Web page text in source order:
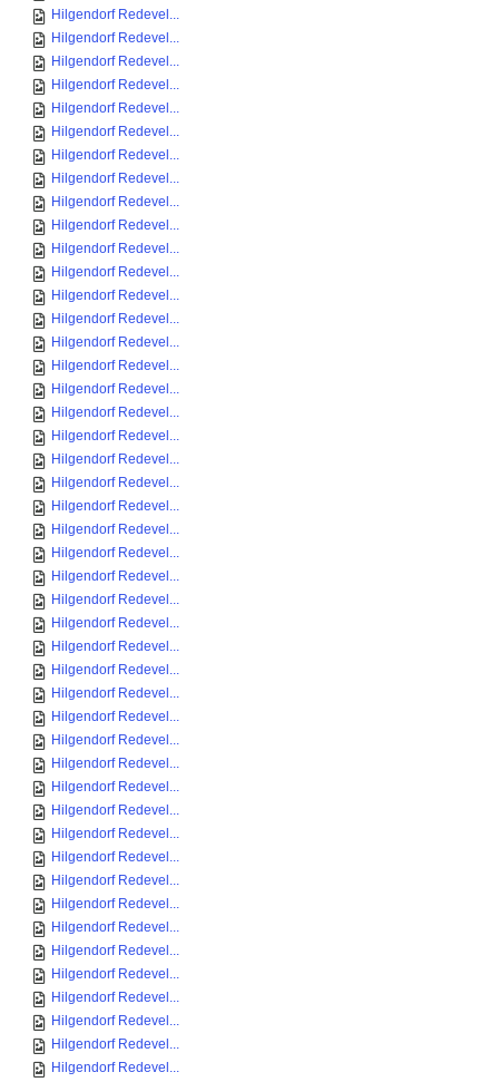
Hilgendorf Redevel...
Hilgendorf Redevel...
Hilgendorf Redevel...
Hilgendorf Redevel...
Hilgendorf Redevel...
Hilgendorf Redevel...
Hilgendorf Redevel...
Hilgendorf Redevel...
Hilgendorf Redevel...
Hilgendorf Redevel...
Hilgendorf Redevel...
Hilgendorf Redevel...
Hilgendorf Redevel...
Hilgendorf Redevel...
Hilgendorf Redevel...
Hilgendorf Redevel...
Hilgendorf Redevel...
Hilgendorf Redevel...
Hilgendorf Redevel...
Hilgendorf Redevel...
Hilgendorf Redevel...
Hilgendorf Redevel...
Hilgendorf Redevel...
Hilgendorf Redevel...
Hilgendorf Redevel...
Hilgendorf Redevel...
Hilgendorf Redevel...
Hilgendorf Redevel...
Hilgendorf Redevel...
Hilgendorf Redevel...
Hilgendorf Redevel...
Hilgendorf Redevel...
Hilgendorf Redevel...
Hilgendorf Redevel...
Hilgendorf Redevel...
Hilgendorf Redevel...
Hilgendorf Redevel...
Hilgendorf Redevel...
Hilgendorf Redevel...
Hilgendorf Redevel...
Hilgendorf Redevel...
Hilgendorf Redevel...
Hilgendorf Redevel...
Hilgendorf Redevel...
Hilgendorf Redevel...
Hilgendorf Redevel...